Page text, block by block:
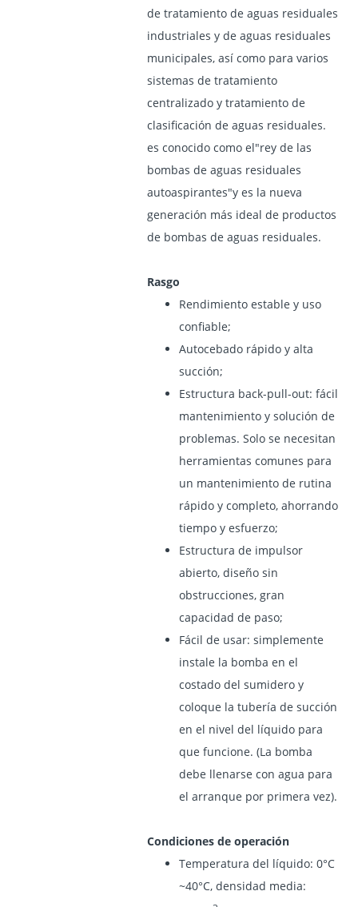
de tratamiento de aguas residuales
industriales y de aguas residuales
municipales, así como para varios
sistemas de tratamiento
centralizado y tratamiento de
clasificación de aguas residuales.
es conocido como el"rey de las
bombas de aguas residuales
autoaspirantes"y es la nueva
generación más ideal de productos
de bombas de aguas residuales.
Rasgo
Rendimiento estable y uso
confiable;
Autocebado rápido y alta
succión;
Estructura back-pull-out: fácil
mantenimiento y solución de
problemas. Solo se necesitan
herramientas comunes para
un mantenimiento de rutina
rápido y completo, ahorrando
tiempo y esfuerzo;
Estructura de impulsor
abierto, diseño sin
obstrucciones, gran
capacidad de paso;
Fácil de usar: simplemente
instale la bomba en el
costado del sumidero y
coloque la tubería de succión
en el nivel del líquido para
que funcione. (La bomba
debe llenarse con agua para
el arranque por primera vez).
Condiciones de operación
Temperatura del líquido: 0°C
~40°C, densidad media: